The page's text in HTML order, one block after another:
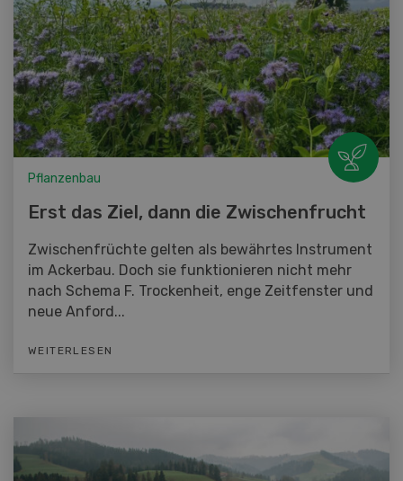
Pflanzenbau
Erst das Ziel, dann die Zwischenfrucht
Zwischenfrüchte gelten als bewährtes Instrument
im Ackerbau. Doch sie funktionieren nicht mehr
nach Schema F. Trockenheit, enge Zeitfenster und
neue Anford...
WEITERLESEN